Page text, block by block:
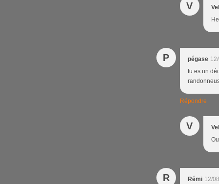
V
P pégase
tu es un
Répondre
V
R Rémi 12/